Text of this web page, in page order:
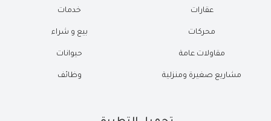
عقارات
محركات
مقاولات عامة
مشاريع صغيرة ومنزلية
خدمات
بيع و شراء
حيوانات
وظائف